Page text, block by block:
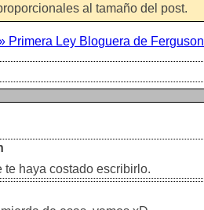
al tamaño del post.
Primera Ley Bloguera de Ferguson
haya costado escribirlo.